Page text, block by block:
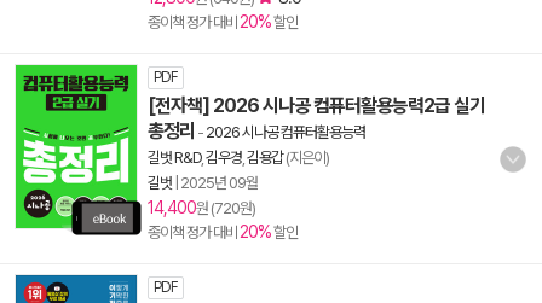
종이책 정가 대비 20%할인
PDF
[전자책] 2026 시나공 컴퓨터활용능력2급 실기
총정리 - 2026 시나공 컴퓨터활용능력
길벗 R&D, 김우경 김용갑(지은이)
길벗 2025년 09월
14,400원 (720원)
종이책 정가 대비 20%할인
PDF